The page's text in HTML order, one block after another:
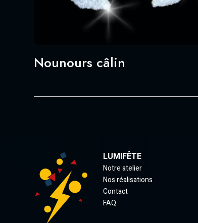
Nounours câlin
LUMIFÊTE
Notre atelier
Nos réalisations
Contact
FAQ